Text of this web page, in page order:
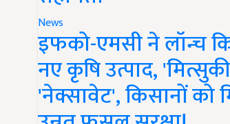
News
इफको-एमसी ने लॉन्च
नए कृषि उत्पाद,
'नेक्सावेट', किसानों को